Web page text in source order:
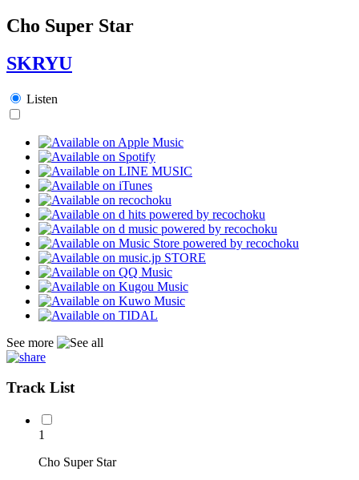
Cho Super Star
SKRYU
Listen
See more
Track List
1
Cho Super Star